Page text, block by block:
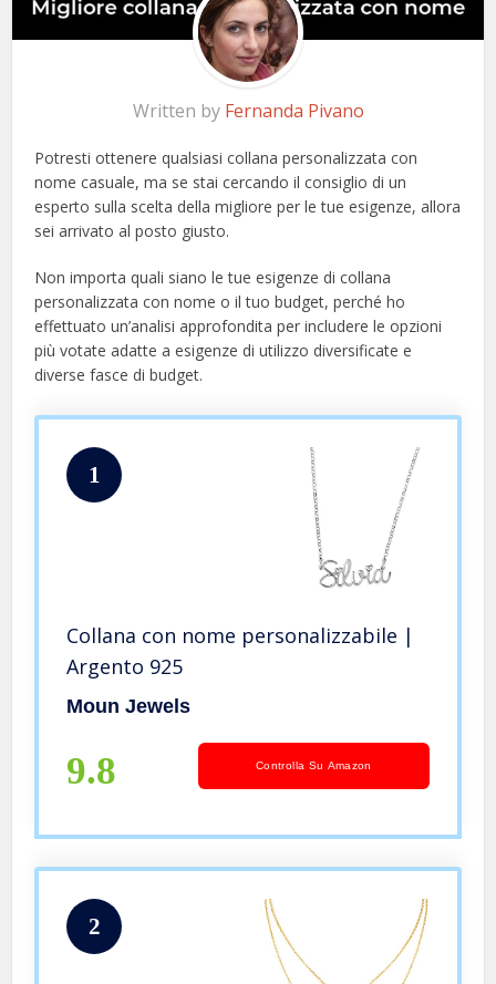
Written by Fernanda Pivano
Potresti ottenere qualsiasi collana personalizzata con
nome casuale, ma se stai cercando il consiglio di un
esperto sulla scelta della migliore per le tue esigenze, allora
sei arrivato al posto giusto.
Non importa quali siano le tue esigenze di collana
personalizzata con nome o il tuo budget, perché ho
effettuato un’analisi approfondita per includere le opzioni
più votate adatte a esigenze di utilizzo diversificate e
diverse fasce di budget.
1
Collana con nome personalizzabile |
Argento 925
Moun Jewels
9.8 Controlla Su Amazon
2